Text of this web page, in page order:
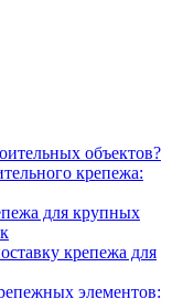
объектов?
крепежа:
для крупных
крепежа для
элементов: